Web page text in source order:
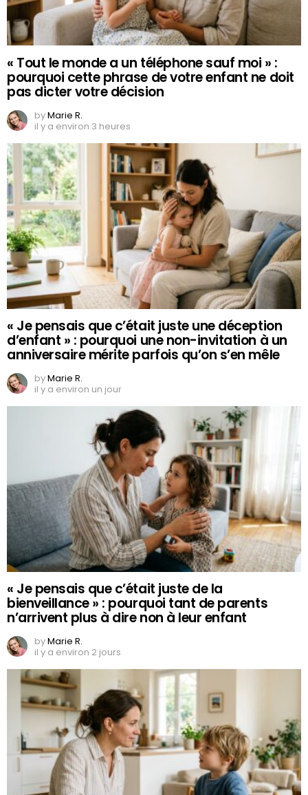
« Tout le monde a un téléphone sauf moi » :
pourquoi cette phrase de votre enfant ne doit
pas dicter votre décision
byMarie R.
il y a environ 3 heures
« Je pensais que c’était juste une déception
d’enfant » : pourquoi une non-invitation à un
anniversaire mérite parfois qu’on s’en mêle
byMarie R.
il y a environ un jour
« Je pensais que c’était juste de la
bienveillance » : pourquoi tant de parents
n’arrivent plus à dire non à leur enfant
byMarie R.
il y a environ 2 jours